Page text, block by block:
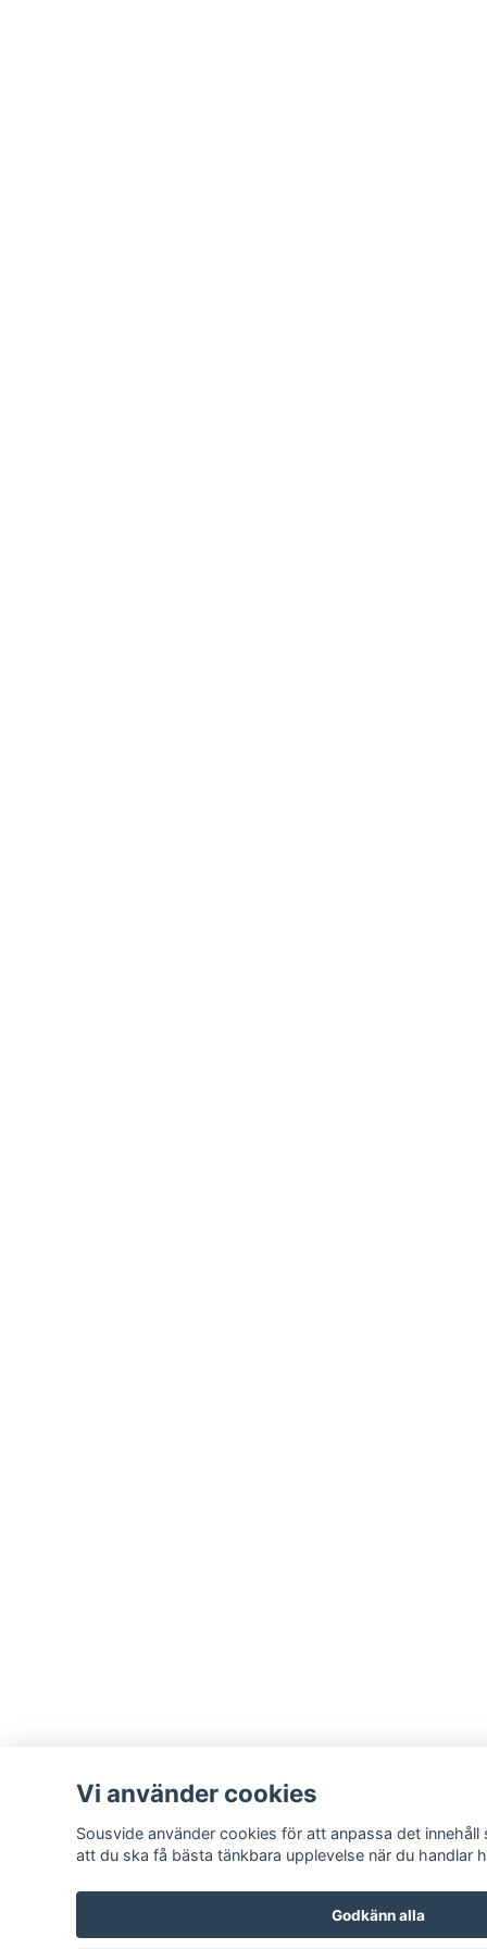
Vi använder cookies
Sousvide använder cookies för att anpassa det
att du ska få bästa tänkbara upplevelse när du handlar
Godkänn alla